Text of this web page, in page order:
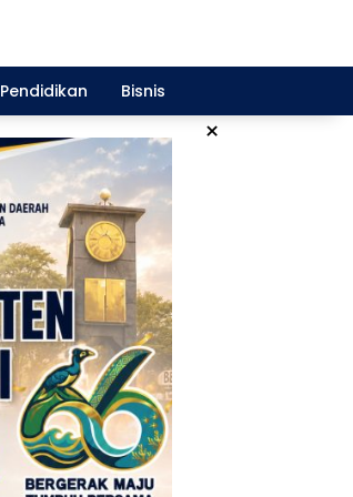
Pendidikan Bisnis
×